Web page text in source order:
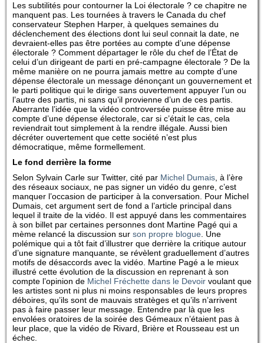
Les subtilités pour contourner la Loi électorale ? ce chapitre ne
manquent pas. Les tournées à travers le Canada du chef
conservateur Stephen Harper, à quelques semaines du
déclenchement des élections dont lui seul connait la date, ne
devraient-elles pas être portées au compte d’une dépense
électorale ? Comment départager le rôle du chef de l’État de
celui d’un dirigeant de parti en pré-campagne électorale ? De la
même manière on ne pourra jamais mettre au compte d’une
dépense électorale un message dénonçant un gouvernement et
le parti politique qui le dirige sans ouvertement appuyer l’un ou
l’autre des partis, ni sans qu’il provienne d’un de ces partis.
Aberrante l’idée que la vidéo controversée puisse être mise au
compte d’une dépense électorale, car si c’était le cas, cela
reviendrait tout simplement à la rendre illégale. Aussi bien
décréter ouvertement que cette société n’est plus
démocratique, même formellement.
Le fond derrière la forme
Selon Sylvain Carle sur Twitter, cité par Michel Dumais , à l’ère
des réseaux sociaux, ne pas signer un vidéo du genre, c’est
manquer l’occasion de participer à la conversation. Pour Michel
Dumais, cet argument sert de fond a l’article principal dans
lequel il traite de la vidéo. Il est appuyé dans les commentaires
à son billet par certaines personnes dont Martine Pagé qui a
mème relancé la discussion sur son propre blogue . Une
polémique qui a tôt fait d’illustrer que derrière la critique autour
d’une signature manquante, se révèlent graduellement d’autres
motifs de désaccords avec la vidéo. Martine Pagé a le mieux
illustré cette évolution de la discussion en reprenant à son
compte l’opinion de Michel Fréchette dans le Devoir voulant que
les artistes sont ni plus ni moins responsables de leurs propres
déboires, qu’ils sont de mauvais stratèges et qu’ils n’arrivent
pas à faire passer leur message. Entendre par là que les
envolées oratoires de la soirée des Gémeaux n’étaient pas à
leur place, que la vidéo de Rivard, Brière et Rousseau est un
échec.